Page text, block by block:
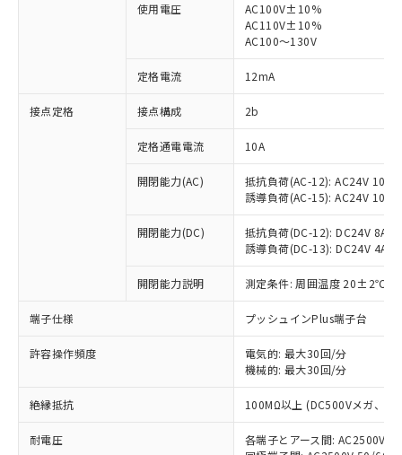
使用電圧
AC100V±10%
AC110V±10%
AC100～130V
定格電流 12mA
接点定格 接点構成 2b
定格通電電流 10A
開閉能力(AC)
抵抗負荷(AC-12): AC24V 10A/
誘導負荷(AC-15): AC24V
開閉能力(DC)
抵抗負荷(DC-12): DC24V 8A/
誘導負荷(DC-13): DC24V 4A/
開閉能力説明 測定条件: 周囲温度 20±2℃、
端子仕様 プッシュインPlus端子台
許容操作頻度
電気的: 最大30回/分
機械的: 最大30回/分
絶縁抵抗 100MΩ以上 (DC500Vメガ、点
耐電圧
各端子とアース間: AC2500V
ご利用条件
以下の条件をお読みいただき、同意のうえ
本サービスは、当社制御機器事業取扱
商品の当社在庫状況および標準価格
(税抜)を提供させていただくもので
当社制御機器事業取扱商品の中には、
本サービスの対象外となる商品もある
ことをご了承ください。
在庫状況および標準価格照会結果は、
記載している更新日時点での社内デー
タに基づき作成されるものであり、閲
準価格とは異なる場合があることをご
対応済み：EU RoHS指令（10物質）の
非含有に対応した製品が提供可能な商品で
対応予定：EU RoHS指令（10物質）の非含
有に対応した製品に切り替える予定のある
対応予定なし：EU RoHS指令（10物質）の
非含有に非対応の商品で、対応品を出す予
調査・確認中：EU RoHS指令（10物質）の
非含有の対応状況を調査中または確認中の
非該当品：ライセンス料など無形物で、有
害物質有無と関係のない商品です。
仕入先様の事情により、非含有部品として
いたものが、含有品と判明した場合などや
むを得ず変更することがあります。
*EU RoHS指令（10物質）：
鉛(Pb) 1000ppm以下、 水銀(Hg) 1000ppm以下、 カド
六価クロム(Cr(Ⅵ)) 1000ppm以下、ポリ臭化ビフェニル
「○」：最大均質材料含有率が中国RoHSの
基準値以下であることを示します。
「×」：最大均質材料含有率が中国RoHSの
基準値を超えていることを示します。
「－」：未確認です。当社販売部門へお問
当社は、これら貴社製品のうち、外国
為替および外国貿易法に定める商品
（以下｢規制貨物等」という）を輸出
または国外への提供する場合は、日本
国政府の輸出許可(または役務取引許
可)を取得するなどの必要な手続きを